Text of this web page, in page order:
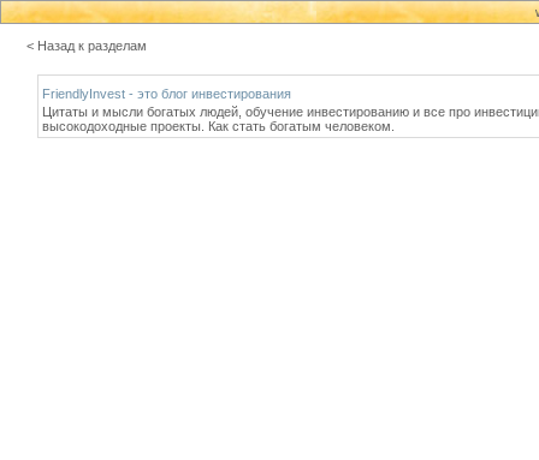
< Назад к разделам
FriendlyInvest - это блог инвестирования
Цитаты и мысли богатых людей, обучение инвестированию и все про
высокодоходные проекты. Как стать богатым человеком.